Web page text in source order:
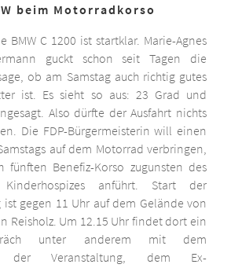
beim Motorradkorso
BMW C 1200 ist startklar. Marie-Agnes
guckt schon seit Tagen die
ob am Samstag auch richtig gutes
ist. Es sieht so aus: 23 Grad und
Also dürfte der Ausfahrt nichts
Die FDP-Bürgermeisterin will einen
auf dem Motorrad verbringen,
fünften Benefiz-Korso zugunsten des
Kinderhospizes anführt. Start der
ist gegen 11 Uhr auf dem Gelände von
Reisholz. Um 12.15 Uhr findet dort ein
unter anderem mit dem
der Veranstaltung, dem Ex-